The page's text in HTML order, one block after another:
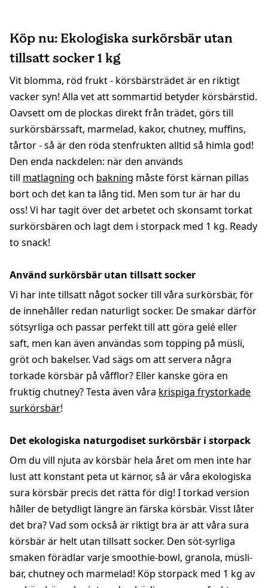
Köp nu: Ekologiska surkörsbär utan
tillsatt socker 1 kg
Vit blomma, röd frukt - körsbärsträdet är en riktigt
vacker syn! Alla vet att sommartid betyder körsbärstid.
Oavsett om de plockas direkt från trädet, görs till
surkörsbärssaft, marmelad, kakor, chutney, muffins,
tårtor - så är den röda stenfrukten alltid så himla god!
Den enda nackdelen: när den används
till matlagning och bakning måste först kärnan pillas
bort och det kan ta lång tid. Men som tur är har du
oss! Vi har tagit över det arbetet och skonsamt torkat
surkörsbären och lagt dem i storpack med 1 kg. Ready
to snack!
Använd surkörsbär utan tillsatt socker
Vi har inte tillsatt något socker till våra surkörsbär, för
de innehåller redan naturligt socker. De smakar därför
sötsyrliga och passar perfekt till att göra gelé eller
saft, men kan även användas som topping på müsli,
gröt och bakelser. Vad sägs om att servera några
torkade körsbär på våfflor? Eller kanske göra en
fruktig chutney? Testa även våra krispiga frystorkade
surkörsbär!
Det ekologiska naturgodiset surkörsbär i storpack
Om du vill njuta av körsbär hela året om men inte har
lust att konstant peta ut kärnor, så är våra ekologiska
sura körsbär precis det rätta för dig! I torkad version
håller de betydligt längre än färska körsbär. Visst låter
det bra? Vad som också är riktigt bra är att våra sura
körsbär är helt utan tillsatt socker. Den söt-syrliga
smaken förädlar varje smoothie-bowl, granola, müsli-
bar, chutney och marmelad! Köp storpack med 1 kg av